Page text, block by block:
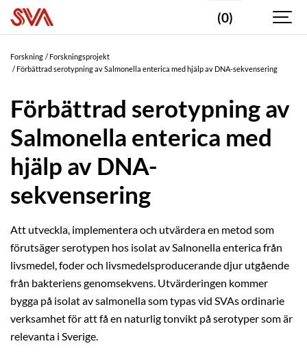
(0)
Forskning
Forskningsprojekt
Förbättrad serotypning av Salmonella enterica med hjälp av DNA-sekvensering
Förbättrad serotypning av
Salmonella enterica med
hjälp av DNA-
sekvensering
Att utveckla, implementera och utvärdera en metod som
förutsäger serotypen hos isolat av Salnonella enterica från
livsmedel, foder och livsmedelsproducerande djur utgående
från bakteriens genomsekvens. Utvärderingen kommer
bygga på isolat av salmonella som typas vid SVAs ordinarie
verksamhet för att få en naturlig tonvikt på serotyper som är
relevanta i Sverige.